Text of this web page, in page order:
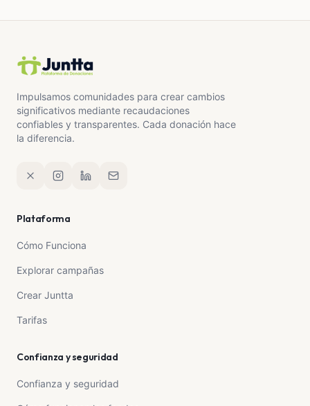
Impulsamos comunidades para crear cambios
significativos mediante recaudaciones
confiables y transparentes. Cada donación hace
la diferencia.
Plataforma
Cómo Funciona
Explorar campañas
Crear Juntta
Tarifas
Confianza y seguridad
Confianza y seguridad